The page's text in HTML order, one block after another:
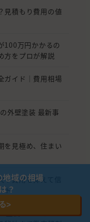
見積もり費用の値
100万円かかるの
方をプロが解説
ガイド｜費用相場
外壁塗装 最新事
を見極め、住まい
費用を抑えて信
ト
地域の相場
は？
>